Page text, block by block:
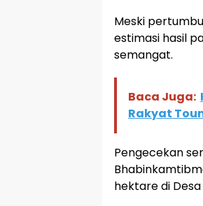
Meski
estimasi hasil
semangat.
Baca Juga:
Rakyat
Pengecekan
hektare di Desa